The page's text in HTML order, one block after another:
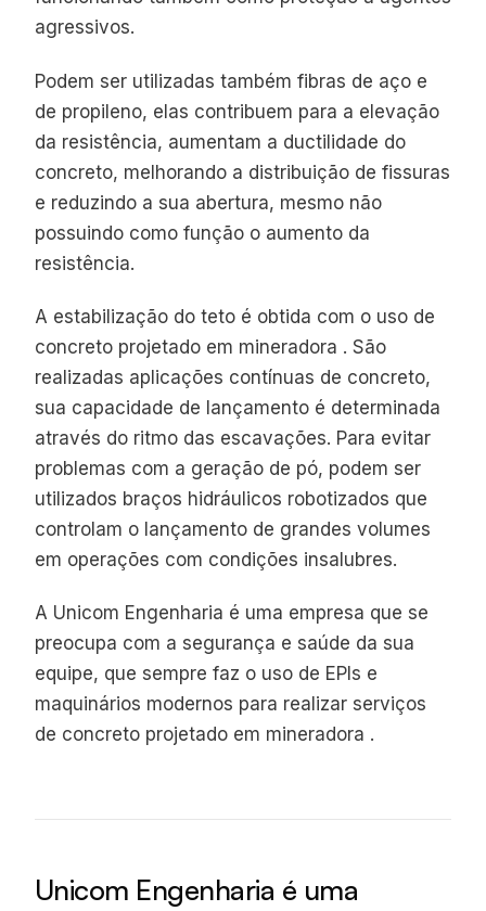
agressivos.
Podem ser utilizadas também fibras de aço e
de propileno, elas contribuem para a elevação
da resistência, aumentam a ductilidade do
concreto, melhorando a distribuição de fissuras
e reduzindo a sua abertura, mesmo não
possuindo como função o aumento da
resistência.
A estabilização do teto é obtida com o uso de
concreto projetado em mineradora . São
realizadas aplicações contínuas de concreto,
sua capacidade de lançamento é determinada
através do ritmo das escavações. Para evitar
problemas com a geração de pó, podem ser
utilizados braços hidráulicos robotizados que
controlam o lançamento de grandes volumes
em operações com condições insalubres.
A Unicom Engenharia é uma empresa que se
preocupa com a segurança e saúde da sua
equipe, que sempre faz o uso de EPIs e
maquinários modernos para realizar serviços
de concreto projetado em mineradora .
Unicom Engenharia é uma